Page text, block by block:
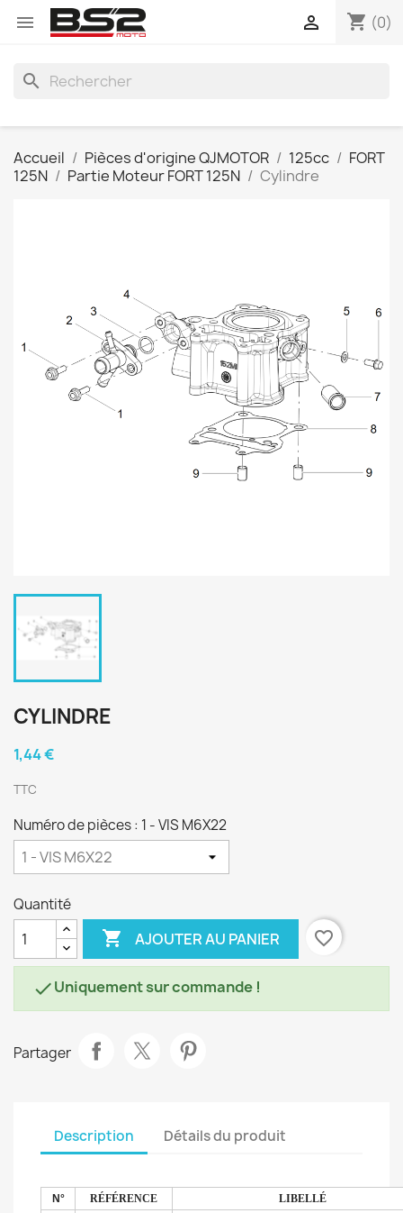
 shopping_cart (0)

search
Accueil Pièces d'origine QJMOTOR 125cc
FORT
125N
Partie Moteur FORT 125N Cylindre
CYLINDRE
1,44 €
TTC
Numéro de pièces : 1 - VIS M6X22
Quantité
 AJOUTER AU PANIER favorite_border
Uniquement sur commande !
Partager
Description Détails du produit
N° RÉFÉRENCE LIBELLÉ